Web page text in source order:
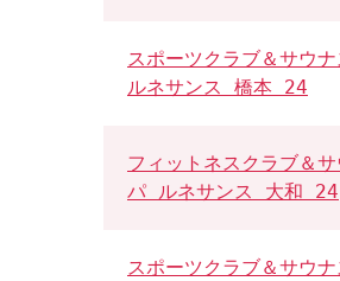
スポーツクラブ＆サウ
ルネサンス 橋本 24
フィットネスクラブ＆サ
パ ルネサンス 大和 24
スポーツクラブ＆サウ